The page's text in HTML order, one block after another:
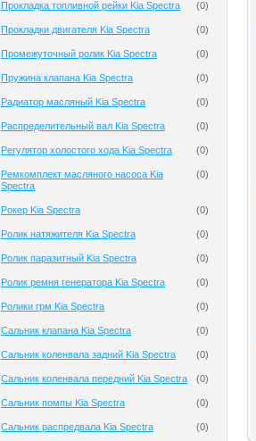
Прокладка топливной рейки Kia Spectra (0)
Прокладки двигателя Kia Spectra (0)
Промежуточный ролик Kia Spectra (0)
Пружина клапана Kia Spectra (0)
Радиатор масляный Kia Spectra (0)
Распределительный вал Kia Spectra (0)
Регулятор холостого хода Kia Spectra (0)
Ремкомплект масляного насоса Kia
Spectra
(0)
Рокер Kia Spectra (0)
Ролик натяжителя Kia Spectra (0)
Ролик паразитный Kia Spectra (0)
Ролик ремня генератора Kia Spectra (0)
Ролики грм Kia Spectra (0)
Сальник клапана Kia Spectra (0)
Сальник коленвала задний Kia Spectra (0)
Сальник коленвала передний Kia Spectra (0)
Сальник помпы Kia Spectra (0)
Сальник распредвала Kia Spectra (0)